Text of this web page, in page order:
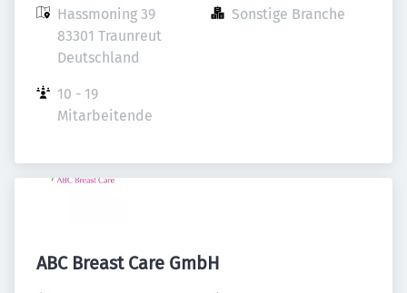
Hassmoning 39
83301 Traunreut
Deutschland
Sonstige Branche
10 - 19
Mitarbeitende
ABC Breast Care GmbH